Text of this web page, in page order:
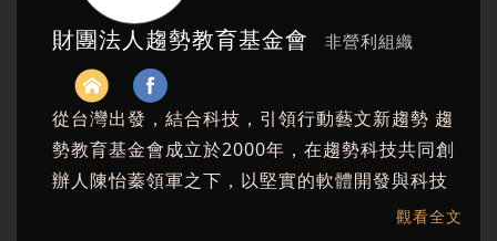
〈花橋榮記〉黃麗群／作家
〈秋思〉馬翊航／詩人、作家
〈滿天裡亮晶晶的星星〉羅毓嘉／詩人
〈遊園驚夢〉王安祈／劇作家
〈冬夜〉陳柏言／散文作家
財團法人趨勢教育基金會 非營利組織
從台灣出發，結合科技，引領行動藝文新趨勢 趨
勢教育基金會成立於2000年，在趨勢科技共同創
辦人陳怡蓁領軍之下，以堅實的軟體開發與科技
經驗做為後盾結合最新的資訊運用，致力以科技
觀看全文